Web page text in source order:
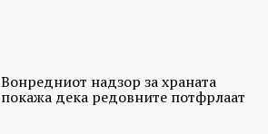
Вонредниот надзор за храната
покажа дека редовните потфрлаат